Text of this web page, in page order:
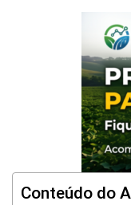
Conteúdo do